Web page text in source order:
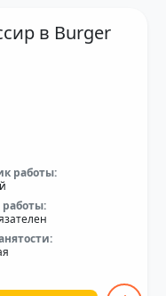
в Burger
работы: